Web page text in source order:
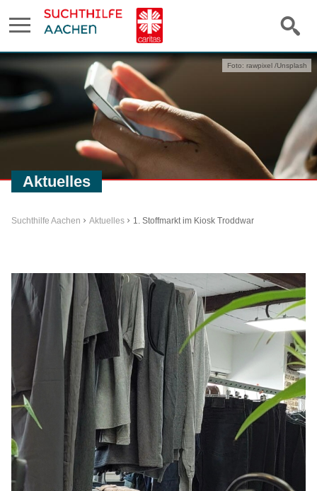
Aktuelles
Foto: rawpixel /Unsplash
Suchthilfe Aachen Aktuelles 1. Stoffmarkt im Kiosk Troddwar